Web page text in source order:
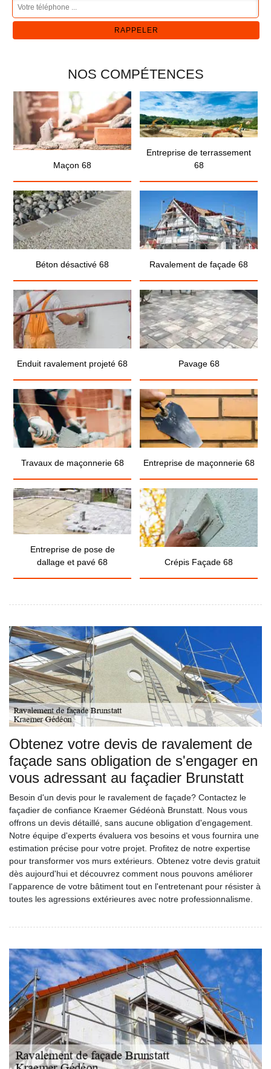
NOS COMPÉTENCES
Maçon 68
Entreprise de terrassement
68
Béton désactivé 68 Ravalement de façade 68
Enduit ravalement projeté 68 Pavage 68
Travaux de maçonnerie 68 Entreprise de maçonnerie 68
Entreprise de pose de
dallage et pavé 68
Crépis Façade 68
Obtenez votre devis de ravalement de
façade sans obligation de s'engager en
vous adressant au façadier Brunstatt
Besoin d'un devis pour le ravalement de façade? Contactez le
façadier de confiance Kraemer Gédéonà Brunstatt. Nous vous
offrons un devis détaillé, sans aucune obligation d'engagement.
Notre équipe d'experts évaluera vos besoins et vous fournira une
estimation précise pour votre projet. Profitez de notre expertise
pour transformer vos murs extérieurs. Obtenez votre devis gratuit
dès aujourd'hui et découvrez comment nous pouvons améliorer
l'apparence de votre bâtiment tout en l'entretenant pour résister à
toutes les agressions extérieures avec notre professionnalisme.